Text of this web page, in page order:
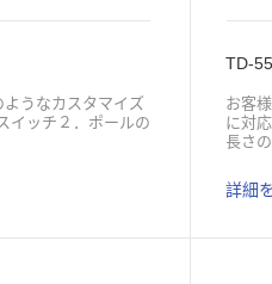
うなカスタマイズ
イッチ２．ポールの
音の変更５．各種
チカラー光学分散
TD-
お客
に対
長さ
ブの
圧配
詳細